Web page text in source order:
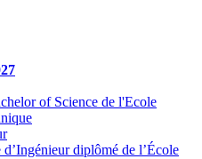
of Science de l'Ecole
diplômé de l’École